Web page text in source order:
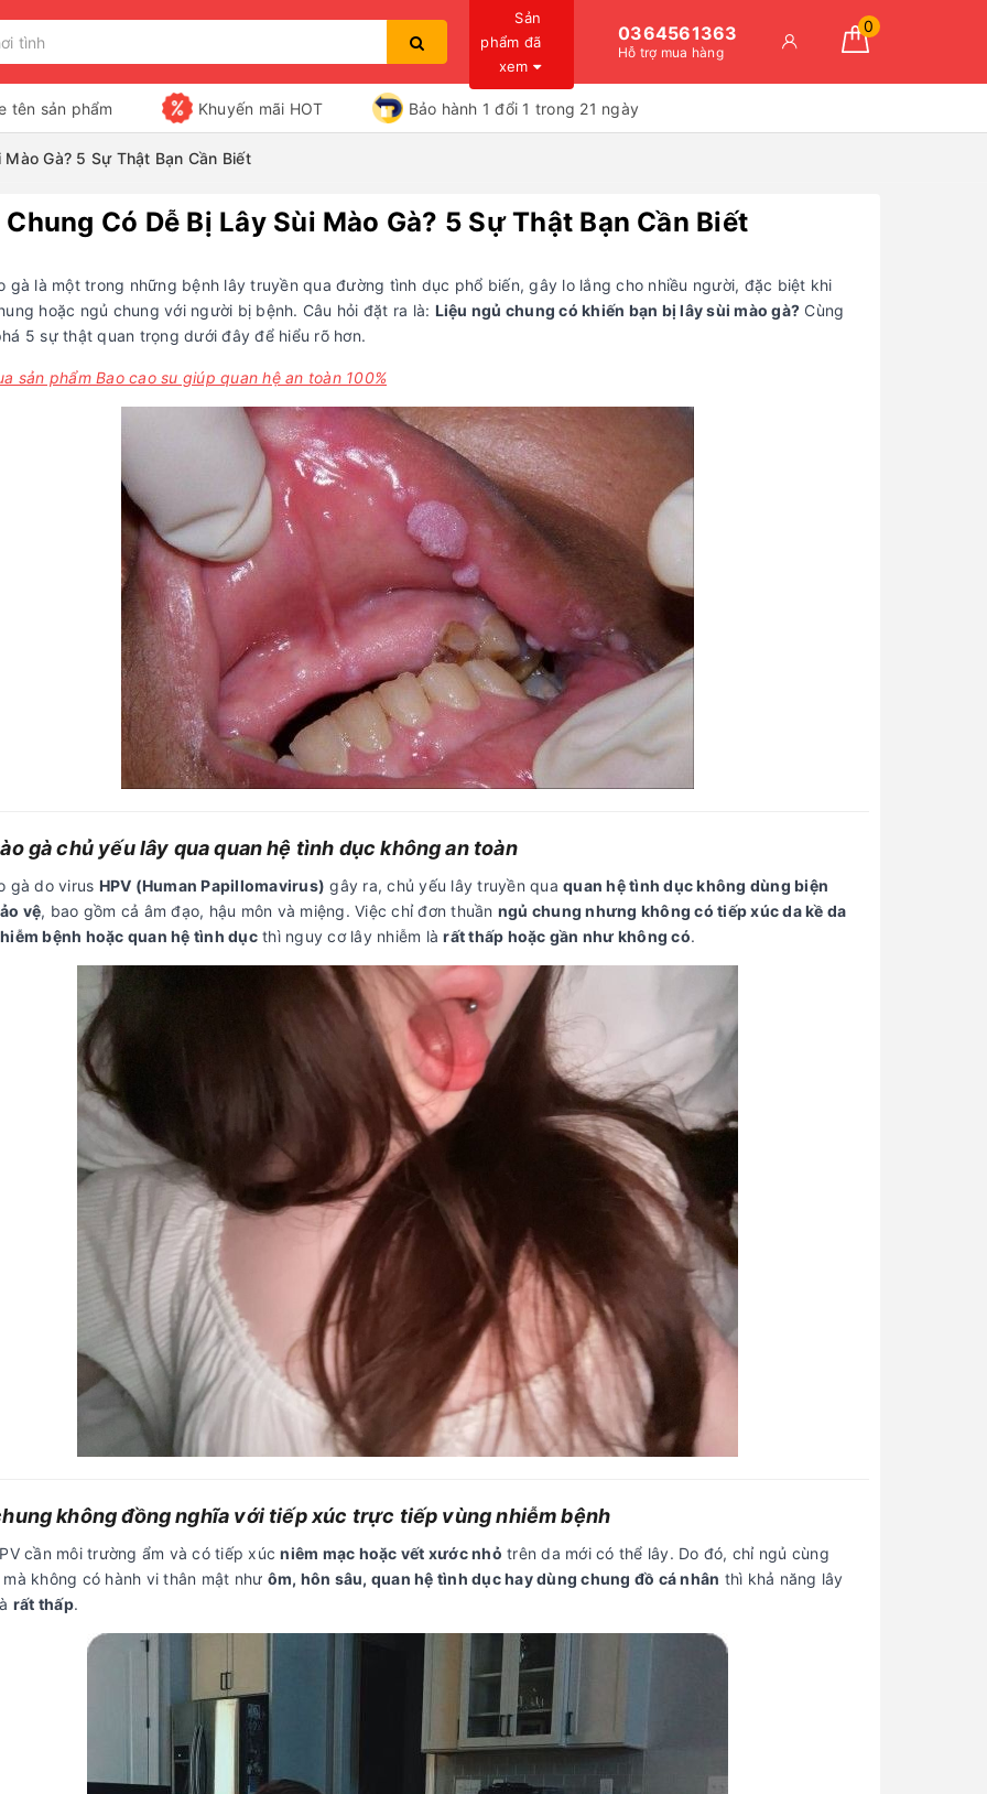
Sản
phẩm đã
xem
0364561363
Hỗ trợ mua hàng
0
tên sản phẩm Khuyến mãi HOT Bảo hành 1 đổi 1 trong 21 ngày
Gà? 5 Sự Thật Bạn Cần Biết
Chung Có Dễ Bị Lây Sùi Mào Gà? 5 Sự Thật Bạn Cần Biết
gà là một trong những bệnh lây truyền qua đường tình dục phổ biến, gây lo lắng cho nhiều người, đặc biệt khi
hoặc ngủ chung với người bị bệnh. Câu hỏi đặt ra là: Liệu ngủ chung có khiến bạn bị lây sùi mào gà? Cùng
5 sự thật quan trọng dưới đây để hiểu rõ hơn.
sản phẩm Bao cao su giúp quan hệ an toàn 100%
gà chủ yếu lây qua quan hệ tình dục không an toàn
gà do virus HPV (Human Papillomavirus) gây ra, chủ yếu lây truyền qua quan hệ tình dục không dùng biện
vệ, bao gồm cả âm đạo, hậu môn và miệng. Việc chỉ đơn thuần ngủ chung nhưng không có tiếp xúc da kề da
bệnh hoặc quan hệ tình dụcthì nguy cơ lây nhiễm làrất thấp hoặc gần như không có.
không đồng nghĩa với tiếp xúc trực tiếp vùng nhiễm bệnh
cần môi trường ẩm và có tiếp xúcniêm mạc hoặc vết xước nhỏ trên da mới có thể lây. Do đó, chỉ ngủ cùng
không có hành vi thân mật như ôm, hôn sâu, quan hệ tình dục hay dùng chung đồ cá nhân thì khả năng lây
rất thấp.
MỤC LỤC
hệ tình dục không an toàn
Ngủ chung không đồng nghĩa với
HPV có thể lây qua vết thương hở
hoặc da bị trầy xước
Tiêm phòng HPV giúp phòng ngừa
hiệu quả
Kết luận:
Tham khảo các bài viết chất
BÀI VIẾT XEM NHIỀU
1
Con Trai Mấy Tuổi Dậy Thì?
Dấu Hiệu Và Cách Nhận Biết
Chuẩn Xác
2
Quy Tắc Số 9 Trong Quan Hệ
Dụng
4
Con Gái Tự Sướng Ở Tuổi Dậy
Thì Có Sao Không? Sự Thật
Khoa Học Cần Biết